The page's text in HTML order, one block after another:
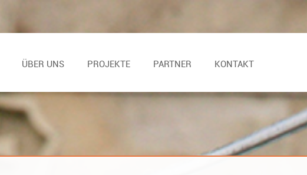
ÜBER UNS PROJEKTE PARTNER KONTAKT